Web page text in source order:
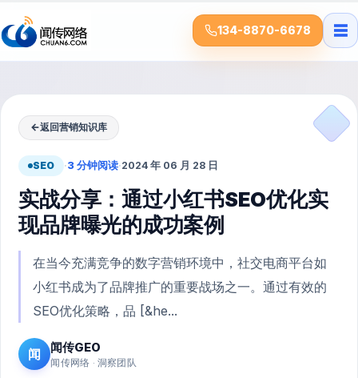
134-8870-6678 ☰
←返回营销知识库
SEO ·3 分钟阅读·2024 年 06 月 28 日
实战分享：通过小红书SEO优化实
现品牌曝光的成功案例
在当今充满竞争的数字营销环境中，社交电商平台如
小红书成为了品牌推广的重要战场之一。通过有效的
SEO优化策略，品 [&he...
闻 闻传GEO
闻传网络 · 洞察团队